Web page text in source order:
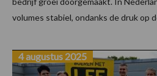
volumes stabiel, ondanks de druk op
4 augustus 2025